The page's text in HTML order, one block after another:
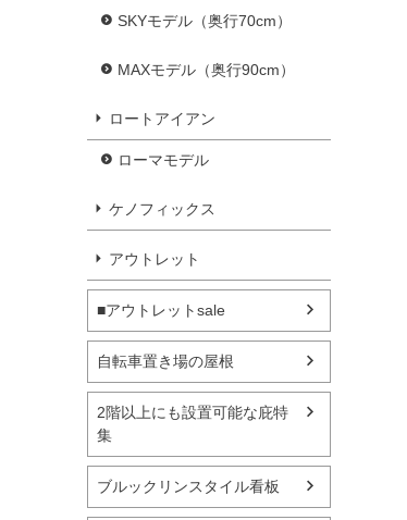
SKYモデル（奥行70cm）
MAXモデル（奥行90cm）
ロートアイアン
ローマモデル
ケノフィックス
アウトレット
■アウトレットsale
自転車置き場の屋根
2階以上にも設置可能な庇特
集
ブルックリンスタイル看板